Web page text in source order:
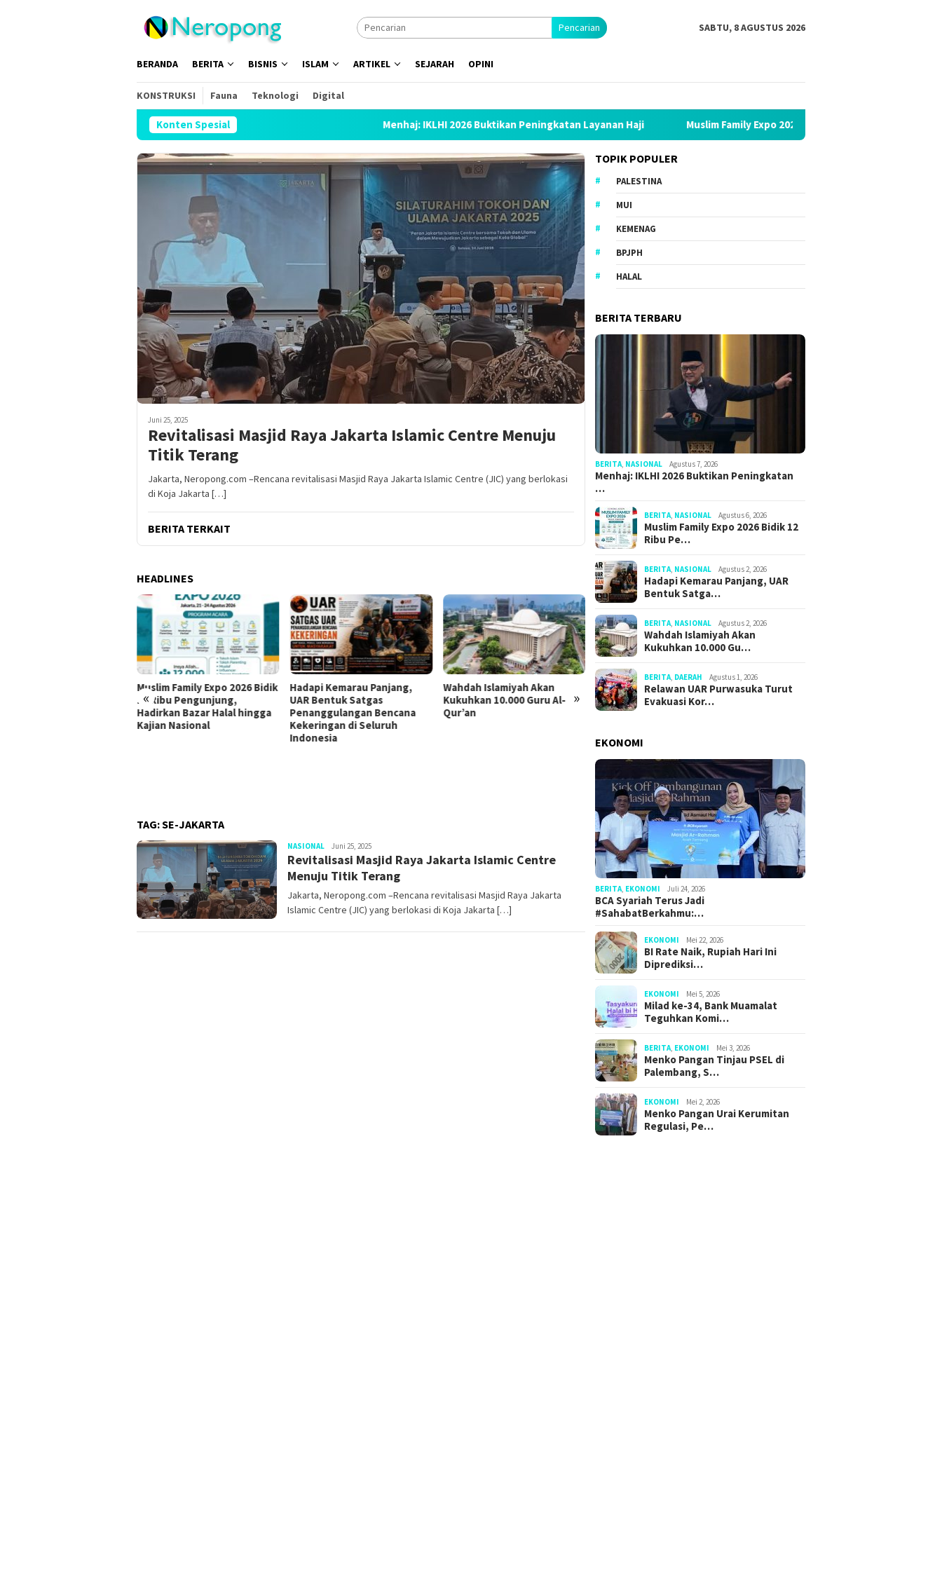
Pencarian SABTU, 8 AGUSTUS 2026
BERANDA BERITA BISNIS ISLAM ARTIKEL SEJARAH OPINI
KONSTRUKSI Fauna Teknologi Digital
Konten Spesial Menhaj: IKLHI 2026 Buktikan Peningkatan Layanan Haji Muslim Family Expo 2026 Bidik 12 Ribu Pengunjung, Hadirkan
Juni 25, 2025
Revitalisasi Masjid Raya Jakarta Islamic Centre Menuju
Titik Terang
Jakarta, Neropong.com –Rencana revitalisasi Masjid Raya Jakarta Islamic Centre (JIC) yang berlokasi
di Koja Jakarta […]
BERITA TERKAIT
HEADLINES
« »
Muslim Family Expo 2026 Bidik
12 Ribu Pengunjung,
Hadirkan Bazar Halal hingga
Kajian Nasional
Hadapi Kemarau Panjang,
UAR Bentuk Satgas
Penanggulangan Bencana
Kekeringan di Seluruh
Indonesia
Wahdah Islamiyah Akan
Kukuhkan 10.000 Guru Al-
Qur’an
Relawan UAR Purwasuka
Turut Evakuasi Korban
Tenggelam di Sungai Kebon
Menhaj: IKLHI 2026 Buktikan
TAG:SE-JAKARTA
NASIONAL Redaksi
Juni 25, 2025
Revitalisasi Masjid Raya Jakarta Islamic Centre
Menuju Titik Terang
Jakarta, Neropong.com –Rencana revitalisasi Masjid Raya Jakarta
Islamic Centre (JIC) yang berlokasi di Koja Jakarta […]
TOPIK POPULER
PALESTINA
MUI
KEMENAG
BPJPH
HALAL
BERITA TERBARU
BERITA NASIONAL Agustus 7, 2026
Menhaj: IKLHI 2026 Buktikan Peningkatan
…
BERITA NASIONAL Agustus 6, 2026
Muslim Family Expo 2026 Bidik 12
Ribu Pe…
BERITA NASIONAL Agustus 2, 2026
Hadapi Kemarau Panjang, UAR
Bentuk Satga…
BERITA NASIONAL Agustus 2, 2026
Wahdah Islamiyah Akan
Kukuhkan 10.000 Gu…
BERITA DAERAH Agustus 1, 2026
Relawan UAR Purwasuka Turut
Evakuasi Kor…
EKONOMI
BERITA EKONOMI Juli 24, 2026
BCA Syariah Terus Jadi
#SahabatBerkahmu:…
EKONOMI Mei 22, 2026
BI Rate Naik, Rupiah Hari Ini
Diprediksi…
EKONOMI Mei 5, 2026
Milad ke-34, Bank Muamalat
Teguhkan Komi…
BERITA EKONOMI Mei 3, 2026
Menko Pangan Tinjau PSEL di
Palembang, S…
EKONOMI Mei 2, 2026
Menko Pangan Urai Kerumitan
Regulasi, Pe…